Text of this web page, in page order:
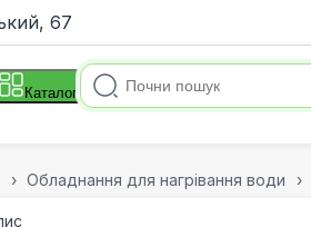
67
Каталог
Обладнання для нагрівання води